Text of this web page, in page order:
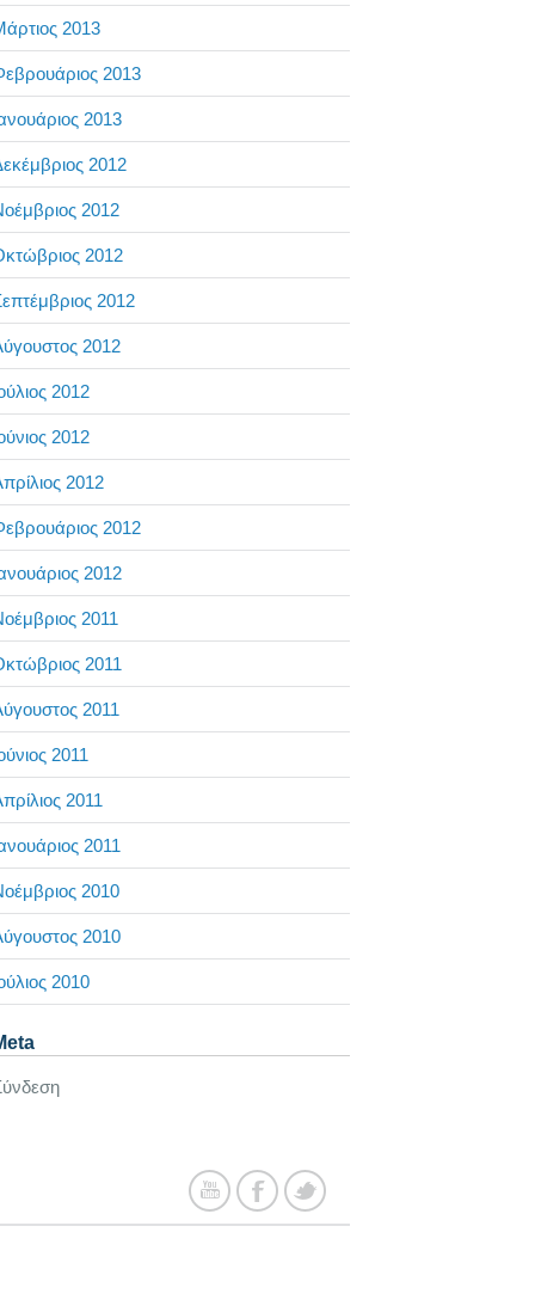
2013
2013
2013
2012
2012
2012
2012
2012
2012
2012
2012
2012
2012
2011
2011
2011
2011
2011
2011
2010
2010
2010